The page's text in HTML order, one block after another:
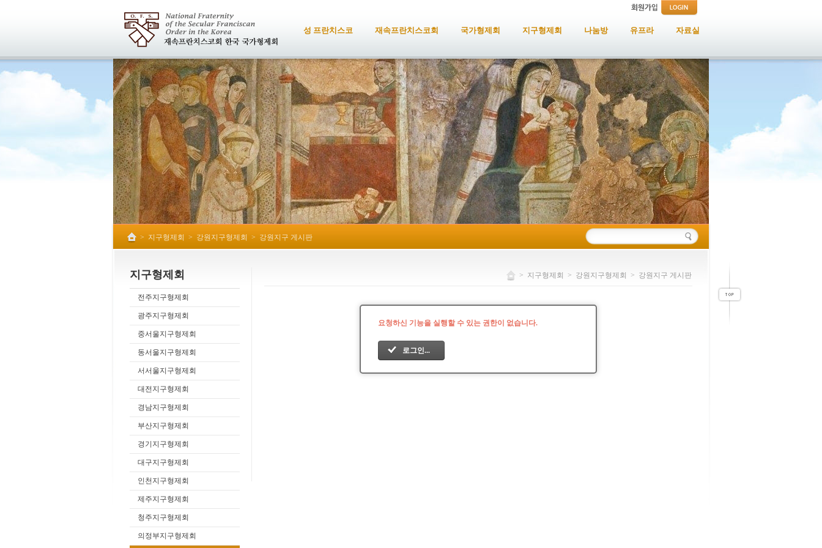
성 프란치스코 재속프란치스코회 국가형제회 지구형제회 나눔방 유프라 자료실
> 지구형제회 > 강원지구형제회 > 강원지구 게시판
> 지구형제회 > 강원지구형제회 > 강원지구 게시판
요청하신 기능을 실행할 수 있는 권한이 없습니다.
로그인...
지구형제회
전주지구형제회
광주지구형제회
중서울지구형제회
동서울지구형제회
서서울지구형제회
대전지구형제회
경남지구형제회
부산지구형제회
경기지구형제회
대구지구형제회
인천지구형제회
제주지구형제회
청주지구형제회
의정부지구형제회